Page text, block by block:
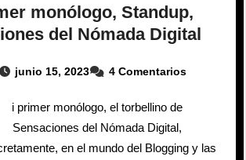
monólogo, Standup,
del Nómada Digital
junio 15, 2023 4 Comentarios
i primer monólogo, el torbellino de
Sensaciones del Nómada Digital,
en el mundo del Blogging y las